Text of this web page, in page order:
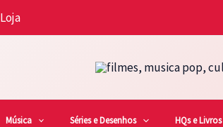
Loja
Música Séries e Desenhos HQs e Livros